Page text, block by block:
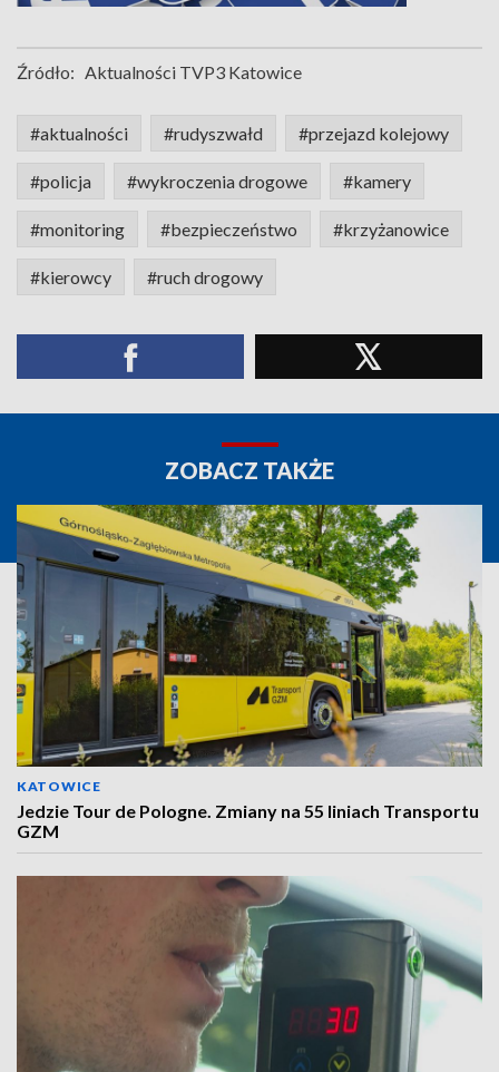
Źródło: Aktualności TVP3 Katowice
#aktualności #rudyszwałd #przejazd kolejowy
#policja #wykroczenia drogowe #kamery
#monitoring #bezpieczeństwo #krzyżanowice
#kierowcy #ruch drogowy
ZOBACZ TAKŻE
KATOWICE
Jedzie Tour de Pologne. Zmiany na 55 liniach Transportu
GZM